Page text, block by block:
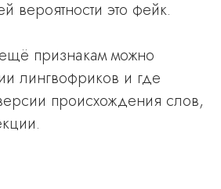
вероятности это фейк.
признакам можно
лингвофриков и где
происхождения слов,